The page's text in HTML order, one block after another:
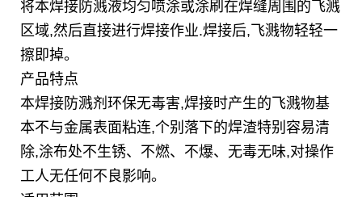
将本焊接防溅液均匀喷涂或涂刷在焊缝周围的飞溅
区域,然后直接进行焊接作业.焊接后,飞溅物轻轻一
擦即掉。
产品特点
本焊接防溅剂环保无毒害,焊接时产生的飞溅物基
本不与金属表面粘连,个别落下的焊渣特别容易清
除,涂布处不生锈、不燃、不爆、无毒无味,对操作
工人无任何不良影响。